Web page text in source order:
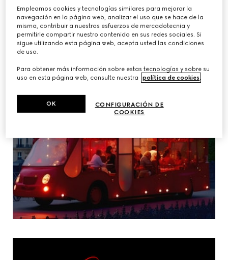
Empleamos cookies y tecnologías similares para mejorar la
navegación en la página web, analizar el uso que se hace de la
misma, contribuir a nuestros esfuerzos de mercadotecnia y
permitirle compartir nuestro contenido en sus redes sociales. Si
sigue utilizando esta página web, acepta usted las condiciones
de uso.
Para obtener más información sobre estas tecnologías y sobre su
uso en esta página web, consulte nuestra
política de cookies.
CONFIGURACIÓN DE
COOKIES
OK